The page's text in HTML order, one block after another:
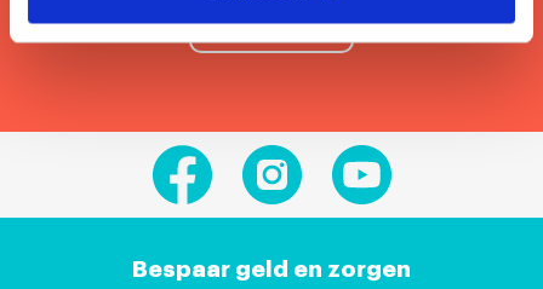
Lees meer
Bespaar geld en zorgen